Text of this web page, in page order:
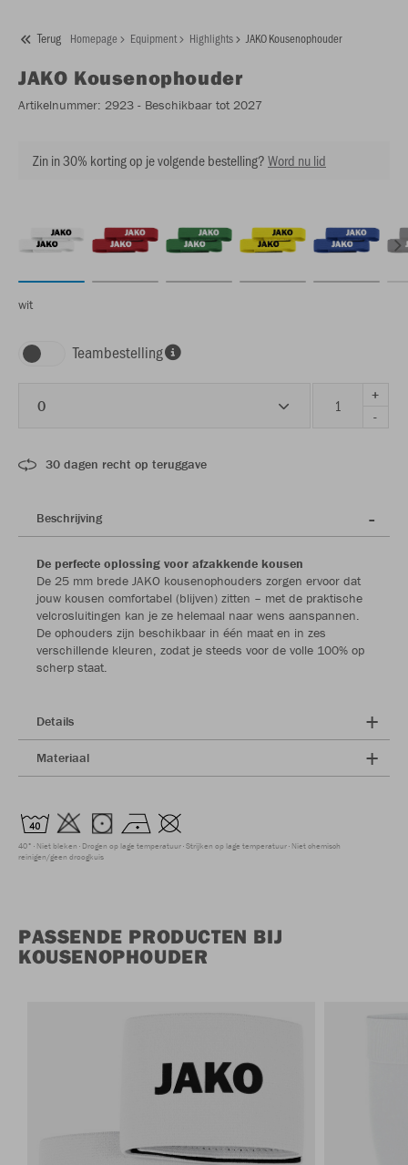
Terug Homepage Equipment Highlights JAKO Kousenophouder
JAKO Kousenophouder
Artikelnummer: 2923 - Beschikbaar tot 2027
Zin in 30% korting op je volgende bestelling?Word nu lid
wit
Teambestelling
0
+
-
30 dagen recht op teruggave
Beschrijving
De perfecte oplossing voor afzakkende kousen
De 25 mm brede JAKO kousenophouders zorgen ervoor dat
jouw kousen comfortabel (blijven) zitten – met de praktische
velcrosluitingen kan je ze helemaal naar wens aanspannen.
De ophouders zijn beschikbaar in één maat en in zes
verschillende kleuren, zodat je steeds voor de volle 100% op
scherp staat.
Details
Materiaal
40° Niet bleken Drogen op lage temperatuur Strijken op lage temperatuur Niet chemisch
reinigen/geen droogkuis
PASSENDE PRODUCTEN BIJ
KOUSENOPHOUDER